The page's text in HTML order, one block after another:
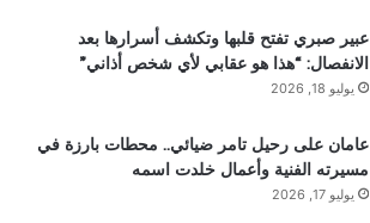
عبير صبري تفتح قلبها وتكشف أسرارها بعد
الانفصال: “هذا هو عقابي لأي شخص أذاني”
يوليو 18, 2026
عامان على رحيل تامر ضيائي.. محطات بارزة في
مسيرته الفنية وأعمال خلدت اسمه
يوليو 17, 2026